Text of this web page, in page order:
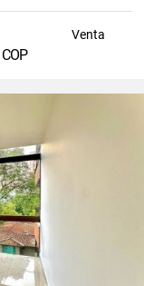
Venta
COP